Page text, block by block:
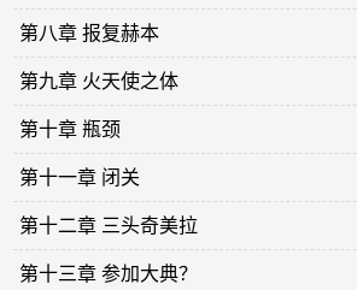
第八章 报复赫本
第九章 火天使之体
第十章 瓶颈
第十一章 闭关
第十二章 三头奇美拉
第十三章 参加大典？